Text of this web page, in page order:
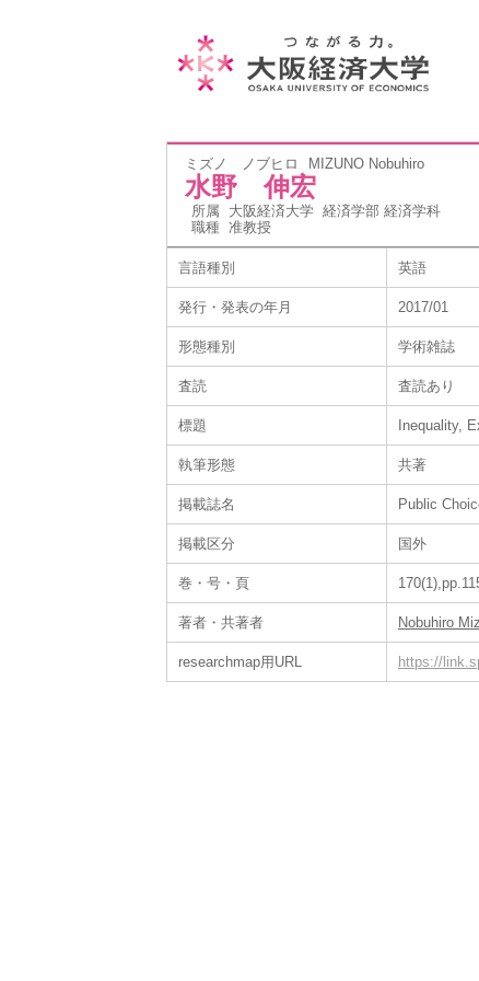
ミズノ ノブヒロ MIZUNO Nobuhiro
水野 伸宏
所属 大阪経済大学 経済学部 経済学科
職種 准教授
言語種別 英語
発行・発表の年月 2017/01
形態種別 学術雑誌
査読 査読あり
標題 Inequality,
執筆形態 共著
掲載誌名 Public
掲載区分 国外
巻・号・頁
著者・共著者 Nobuhiro
researchmap用URL https://